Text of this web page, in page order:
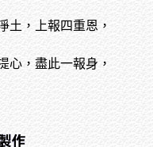
土，上報四重恩，
心，盡此一報身，